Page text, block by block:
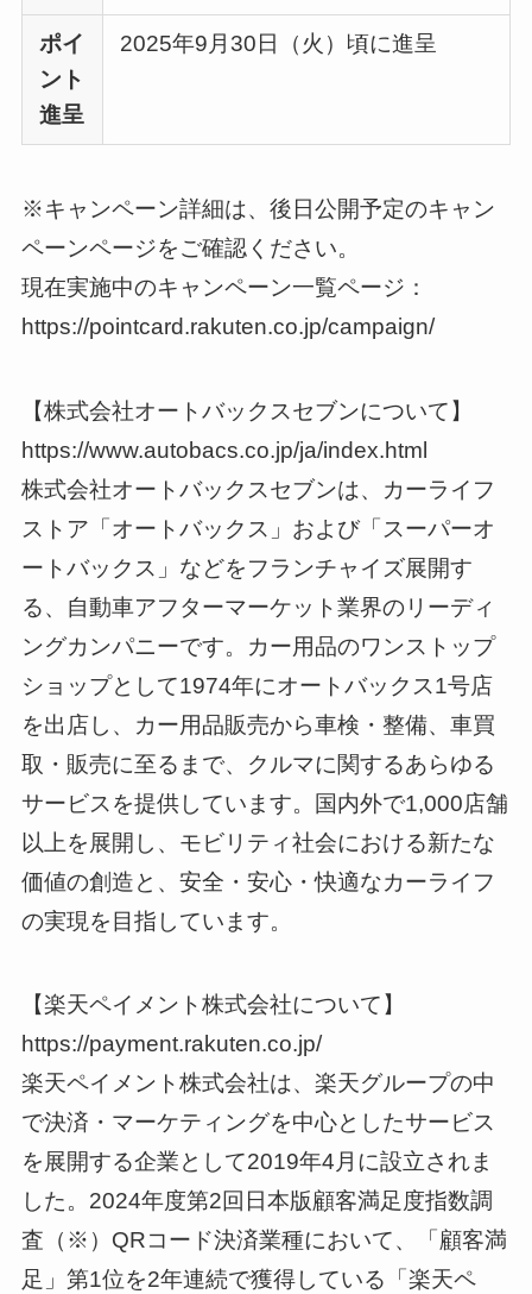
ポイ
ント
進呈
2025年9月30日（火）頃に進呈
※キャンペーン詳細は、後日公開予定のキャン
ペーンページをご確認ください。
現在実施中のキャンペーン一覧ページ：
https://pointcard.rakuten.co.jp/campaign/
【株式会社オートバックスセブンについて】
https://www.autobacs.co.jp/ja/index.html
株式会社オートバックスセブンは、カーライフ
ストア「オートバックス」および「スーパーオ
ートバックス」などをフランチャイズ展開す
る、自動車アフターマーケット業界のリーディ
ングカンパニーです。カー用品のワンストップ
ショップとして1974年にオートバックス1号店
を出店し、カー用品販売から車検・整備、車買
取・販売に至るまで、クルマに関するあらゆる
サービスを提供しています。国内外で1,000店舗
以上を展開し、モビリティ社会における新たな
価値の創造と、安全・安心・快適なカーライフ
の実現を目指しています。
【楽天ペイメント株式会社について】
https://payment.rakuten.co.jp/
楽天ペイメント株式会社は、楽天グループの中
で決済・マーケティングを中心としたサービス
を展開する企業として2019年4月に設立されま
した。2024年度第2回日本版顧客満足度指数調
査（※）QRコード決済業種において、「顧客満
足」第1位を2年連続で獲得している「楽天ペ